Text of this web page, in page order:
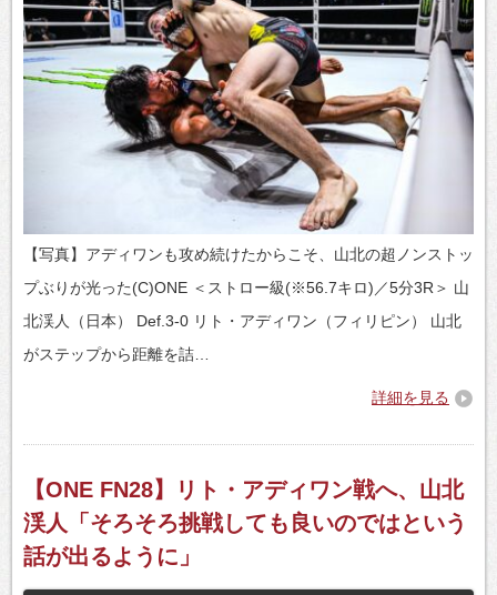
【写真】アディワンも攻め続けたからこそ、山北の超ノンストッ
プぶりが光った(C)ONE ＜ストロー級(※56.7キロ)／5分3R＞ 山
北渓人（日本） Def.3-0 リト・アディワン（フィリピン） 山北
がステップから距離を詰…
詳細を見る
【ONE FN28】リト・アディワン戦へ、山北
渓人「そろそろ挑戦しても良いのではという
話が出るように」